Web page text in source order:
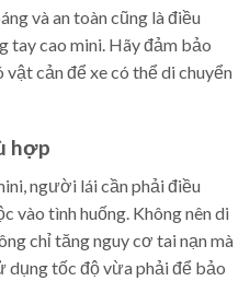
và an toàn cũng là điều
tay cao mini. Hãy đảm bảo
cản để xe có thể di chuyển
hợp
người lái cần phải điều
vào tình huống. Không nên di
chỉ tăng nguy cơ tai nạn mà
dụng tốc độ vừa phải để bảo